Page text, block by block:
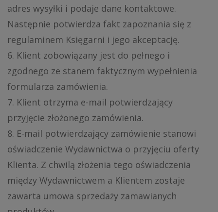
adres wysyłki i podaje dane kontaktowe.
Następnie potwierdza fakt zapoznania się z
regulaminem Księgarni i jego akceptację.
6. Klient zobowiązany jest do pełnego i
zgodnego ze stanem faktycznym wypełnienia
formularza zamówienia.
7. Klient otrzyma e-mail potwierdzający
przyjęcie złożonego zamówienia.
8. E-mail potwierdzający zamówienie stanowi
oświadczenie Wydawnictwa o przyjęciu oferty
Klienta. Z chwilą złożenia tego oświadczenia
między Wydawnictwem a Klientem zostaje
zawarta umowa sprzedaży zamawianych